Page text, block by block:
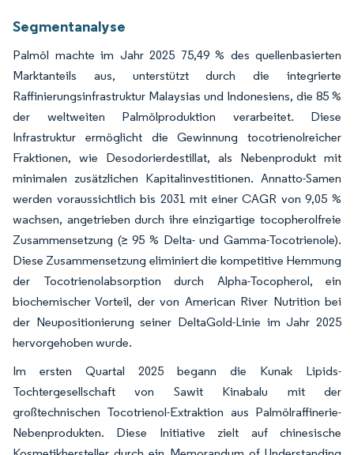
Segmentanalyse
Palmöl machte im Jahr 2025 75,49 % des quellenbasierten
Marktanteils aus, unterstützt durch die integrierte
Raffinierungsinfrastruktur Malaysias und Indonesiens, die 85 %
der weltweiten Palmölproduktion verarbeitet. Diese
Infrastruktur ermöglicht die Gewinnung tocotrienolreicher
Fraktionen, wie Desodorierdestillat, als Nebenprodukt mit
minimalen zusätzlichen Kapitalinvestitionen. Annatto-Samen
werden voraussichtlich bis 2031 mit einer CAGR von 9,05 %
wachsen, angetrieben durch ihre einzigartige tocopherolfreie
Zusammensetzung (≥ 95 % Delta- und Gamma-Tocotrienole).
Diese Zusammensetzung eliminiert die kompetitive Hemmung
der Tocotrienolabsorption durch Alpha-Tocopherol, ein
biochemischer Vorteil, der von American River Nutrition bei
der Neupositionierung seiner DeltaGold-Linie im Jahr 2025
hervorgehoben wurde.
Im ersten Quartal 2025 begann die Kunak Lipids-
Tochtergesellschaft von Sawit Kinabalu mit der
großtechnischen Tocotrienol-Extraktion aus Palmölraffinerie-
Nebenprodukten. Diese Initiative zielt auf chinesische